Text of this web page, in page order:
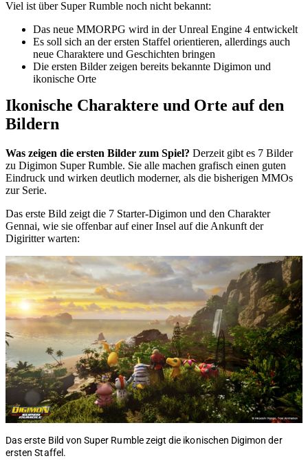
Viel ist über Super Rumble noch nicht bekannt:
Das neue MMORPG wird in der Unreal Engine 4 entwickelt
Es soll sich an der ersten Staffel orientieren, allerdings auch
neue Charaktere und Geschichten bringen
Die ersten Bilder zeigen bereits bekannte Digimon und
ikonische Orte
Ikonische Charaktere und Orte auf den
Bildern
Was zeigen die ersten Bilder zum Spiel? Derzeit gibt es 7 Bilder
zu Digimon Super Rumble. Sie alle machen grafisch einen guten
Eindruck und wirken deutlich moderner, als die bisherigen MMOs
zur Serie.
Das erste Bild zeigt die 7 Starter-Digimon und den Charakter
Gennai, wie sie offenbar auf einer Insel auf die Ankunft der
Digiritter warten:
Das erste Bild von Super Rumble zeigt die ikonischen Digimon der
ersten Staffel.